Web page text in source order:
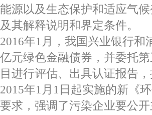
能源以及生态保护和适应气
及其解释说明和界定条件。
2016年1月，我国兴业银行和
亿元绿色金融债券，并委托
目进行评估、出具认证报告
2015年1月1日起实施的新《
要求，强调了污染企业要公